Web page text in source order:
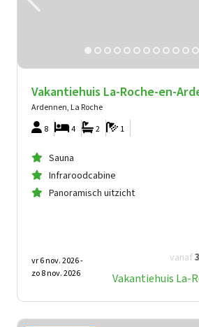
Vakantiehuis La-Roche-en-
Ardennen, La Roche
8
1
2
4
Sauna
Infraroodcabine
Panoramisch uitzicht
vanaf
vr 6 nov. 2026 -
zo 8 nov. 2026
Vakantiehuis La-